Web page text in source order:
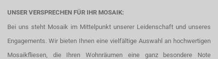
UNSER VERSPRECHEN FÜR IHR MOSAIK:
Bei uns steht Mosaik im Mittelpunkt unserer Leidenschaft und unseres
Engagements. Wir bieten Ihnen eine vielfältige Auswahl an hochwertigen
Mosaikfliesen, die Ihren Wohnräumen eine ganz besondere Note